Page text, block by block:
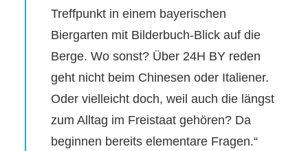
Treffpunkt in einem bayerischen
Biergarten mit Bilderbuch-Blick auf die
Berge. Wo sonst? Über 24H BY reden
geht nicht beim Chinesen oder Italiener.
Oder vielleicht doch, weil auch die längst
zum Alltag im Freistaat gehören? Da
beginnen bereits elementare Fragen.“